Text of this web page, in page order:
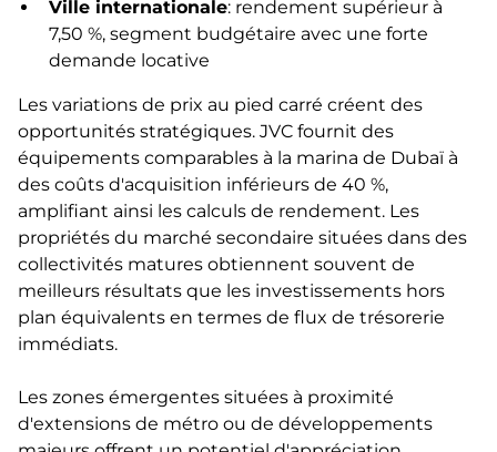
Ville internationale: rendement supérieur à
7,50 %, segment budgétaire avec une forte
demande locative
Les variations de prix au pied carré créent des
opportunités stratégiques. JVC fournit des
équipements comparables à la marina de Dubaï à
des coûts d'acquisition inférieurs de 40 %,
amplifiant ainsi les calculs de rendement. Les
propriétés du marché secondaire situées dans des
collectivités matures obtiennent souvent de
meilleurs résultats que les investissements hors
plan équivalents en termes de flux de trésorerie
immédiats.
Les zones émergentes situées à proximité
d'extensions de métro ou de développements